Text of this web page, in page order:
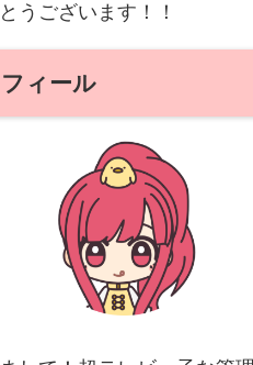
うございます！！
ィール